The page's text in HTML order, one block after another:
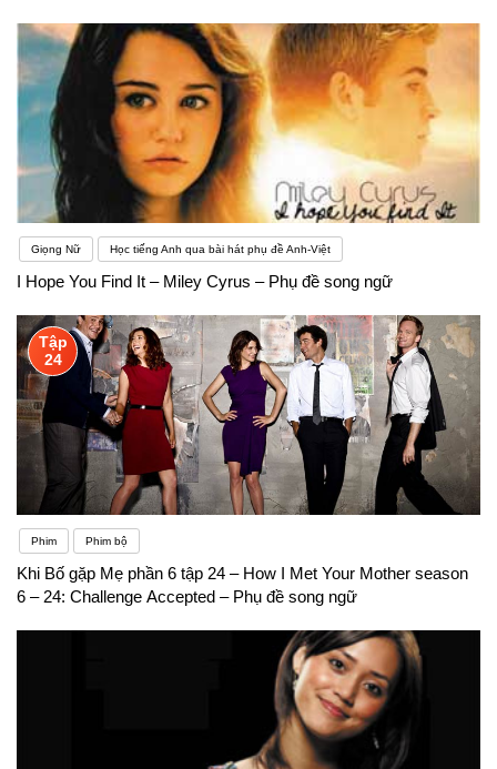
Giọng Nữ Học tiếng Anh qua bài hát phụ đề Anh-Việt
I Hope You Find It – Miley Cyrus – Phụ đề song ngữ
Tập
24
Phim Phim bộ
Khi Bố gặp Mẹ phần 6 tập 24 – How I Met Your Mother season
6 – 24: Challenge Accepted – Phụ đề song ngữ